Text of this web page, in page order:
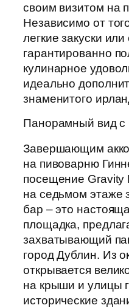
своим визитом на
Независимо от
легкие закуски
гарантированно
кулинарное
идеально
знаменитого
Панорамный вид с
Завершающим
на пивоварню
посещение Gravity
на седьмом этаже
бар – это
площадка,
захватывающий
город Дублин. Из
открывается
на крыши и улицы
исторические